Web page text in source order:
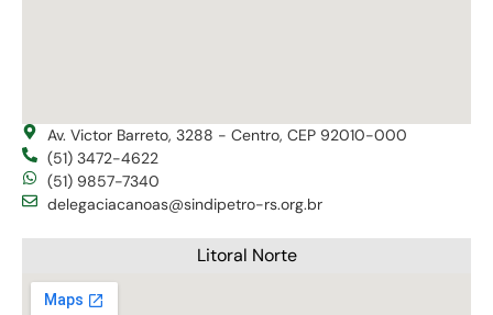
Av. Victor Barreto, 3288 - Centro, CEP 92010-000
(51) 3472-4622
(51) 9857-7340
delegaciacanoas@sindipetro-rs.org.br
Litoral Norte